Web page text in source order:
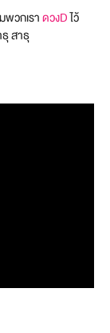
วกเราดวงDไว้
สาธุ